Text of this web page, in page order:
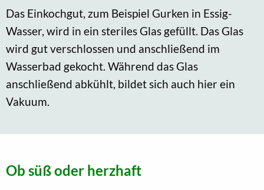
Das Einkochgut, zum Beispiel Gurken in Essig-
Wasser, wird in ein steriles Glas gefüllt. Das Glas
wird gut verschlossen und anschließend im
Wasserbad gekocht. Während das Glas
anschließend abkühlt, bildet sich auch hier ein
Vakuum.
Ob süß oder herzhaft